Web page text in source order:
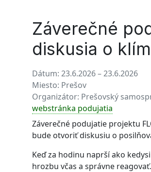
Záverečné
diskusia o
Dátum: 23.6.2026 – 23.6.2026
Miesto: Prešov
Organizátor: Prešovský
webstránka podujatia
Záverečné podujatie projektu
bude otvoriť diskusiu o
Keď za hodinu naprší ako
hrozbu včas a správne